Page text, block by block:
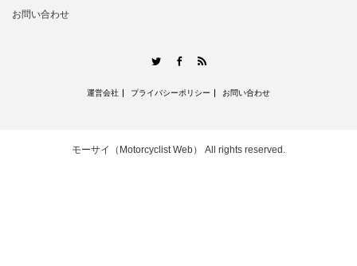
お問い合わせ
TwitterFacebook
運営会社 プライバシーポリシー お問い合わせ
モーサイ（Motorcyclist Web） All rights reserved.